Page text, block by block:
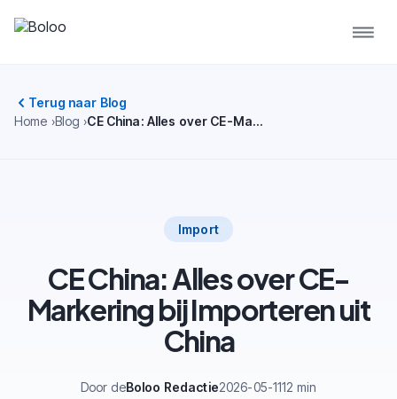
Terug naar Blog
Home Blog CE China: Alles over CE-Markering bij Importeren uit China
Import
CE China: Alles over CE-
Markering bij Importeren uit
China
Door deBoloo Redactie2026-05-1112 min